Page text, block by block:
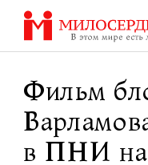
Перейти
содержанию
Фильм
в ПНИ